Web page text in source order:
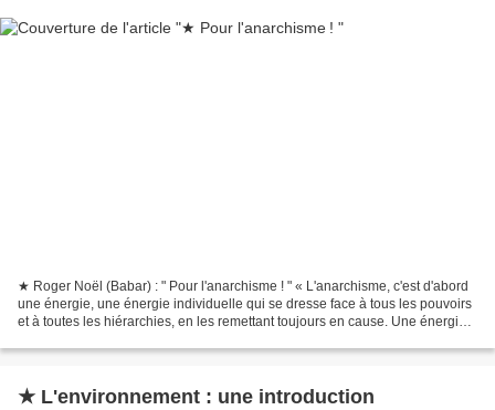
★ Roger Noël (Babar) : " Pour l'anarchisme ! " « L'anarchisme, c'est d'abord
une énergie, une énergie individuelle qui se dresse face à tous les pouvoirs
et à toutes les hiérarchies, en les remettant toujours en cause. Une énergie
★ L'environnement : une introduction